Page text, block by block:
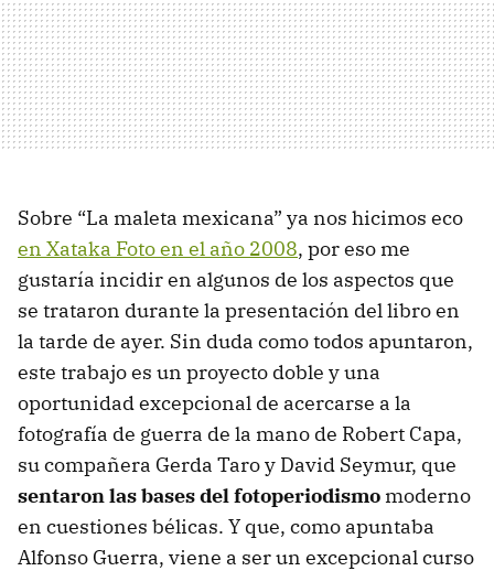
Sobre “La maleta mexicana” ya nos hicimos eco
en Xataka Foto en el año 2008, por eso me
gustaría incidir en algunos de los aspectos que
se trataron durante la presentación del libro en
la tarde de ayer. Sin duda como todos apuntaron,
este trabajo es un proyecto doble y una
oportunidad excepcional de acercarse a la
fotografía de guerra de la mano de Robert Capa,
su compañera Gerda Taro y David Seymur, que
sentaron las bases del fotoperiodismo moderno
en cuestiones bélicas. Y que, como apuntaba
Alfonso Guerra, viene a ser un excepcional curso